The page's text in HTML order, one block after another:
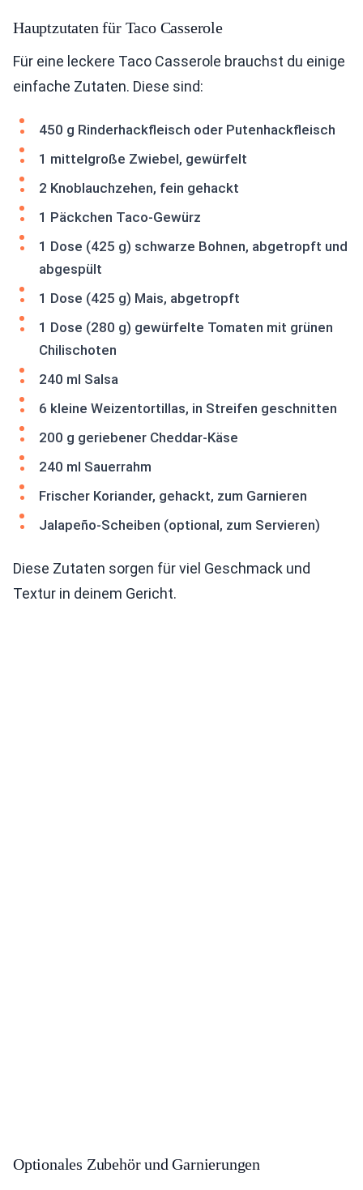
Hauptzutaten für Taco Casserole
Für eine leckere Taco Casserole brauchst du einige
einfache Zutaten. Diese sind:
450 g Rinderhackfleisch oder Putenhackfleisch
1 mittelgroße Zwiebel, gewürfelt
2 Knoblauchzehen, fein gehackt
1 Päckchen Taco-Gewürz
1 Dose (425 g) schwarze Bohnen, abgetropft und
abgespült
1 Dose (425 g) Mais, abgetropft
1 Dose (280 g) gewürfelte Tomaten mit grünen
Chilischoten
240 ml Salsa
6 kleine Weizentortillas, in Streifen geschnitten
200 g geriebener Cheddar-Käse
240 ml Sauerrahm
Frischer Koriander, gehackt, zum Garnieren
Jalapeño-Scheiben (optional, zum Servieren)
Diese Zutaten sorgen für viel Geschmack und
Textur in deinem Gericht.
Optionales Zubehör und Garnierungen